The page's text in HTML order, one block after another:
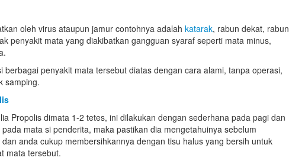
oleh virus ataupun jamur contohnya adalah katarak, rabun dekat, rabun
penyakit mata yang diakibatkan gangguan syaraf seperti mata minus,
penyakit mata tersebut diatas dengan cara alami, tanpa operasi,
samping.
Propolis dimata 1-2 tetes, ini dilakukan dengan sederhana pada pagi dan
mata si penderita, maka pastikan dia mengetahuinya sebelum
anda cukup membersihkannya dengan tisu halus yang bersih untuk
mata tersebut.